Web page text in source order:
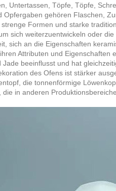
Untertassen, Töpfe, Töpfe,
Opfergaben gehören Flaschen,
Formen und starke
sich weiterzuentwickeln oder
sich an die Eigenschaften
Attributen und
beeinflusst und hat
des Ofens ist stärker
die tonnenförmige
in anderen